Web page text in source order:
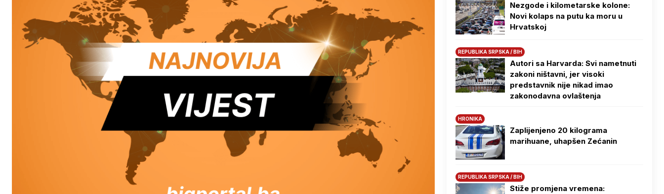
Nezgode i kilometarske kolone:
Novi kolaps na putu ka moru u
Hrvatskoj
REPUBLIKA SRPSKA / BIH
Autori sa Harvarda: Svi nametnuti
zakoni ništavni, jer visoki
predstavnik nije nikad imao
zakonodavna ovlaštenja
HRONIKA
Zaplijenjeno 20 kilograma
marihuane, uhapšen Zećanin
REPUBLIKA SRPSKA / BIH
Stiže promjena vremena: